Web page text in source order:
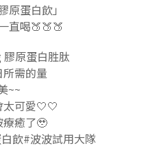
原蛋白飲」
直喝🍑🍑🍑
原蛋白胜肽
需的量
~~
可愛🤍🤍
療癒了🥹
飲#波波試用大隊